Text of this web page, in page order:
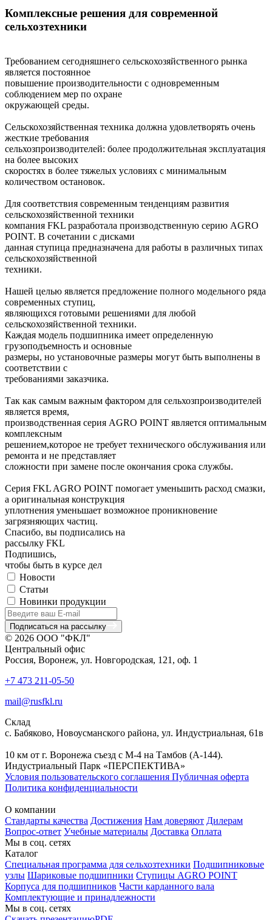
Комплексные решения для современной
сельхозтехники
Требованием сегодняшнего сельскохозяйственного рынка
является постоянное
повышение производительности с одновременным
соблюдением мер по охране
окружающей среды.
Сельскохозяйственная техника должна удовлетворять очень
жесткие требования
сельхозпроизводителей: более продолжительная эксплуатация
на более высоких
скоростях в более тяжелых условиях с минимальным
количеством остановок.
Для соответствия современным тенденциям развития
сельскохозяйственной техники
компания FKL разработала производственную серию AGRO
POINT. В сочетании с дисками
данная ступица предназначена для работы в различных типах
сельскохозяйственной
техники.
Нашей целью является предложение полного модельного ряда
современных ступиц,
являющихся готовыми решениями для любой
сельскохозяйственной техники.
Каждая модель подшипника имеет определенную
грузоподъемность и основные
размеры, но установочные размеры могут быть выполнены в
соответствии с
требованиями заказчика.
Так как самым важным фактором для сельхозпроизводителей
является время,
производственная серия AGRO POINT является оптимальным
комплексным
решением,которое не требует технического обслуживания или
ремонта и не представляет
сложности при замене после окончания срока службы.
Серия FKL AGRO POINT помогает уменьшить расход смазки,
а оригинальная конструкция
уплотнения уменьшает возможное проникновение
загрязняющих частиц.
Спасибо, вы подписались на
рассылку FKL
Подпишись,
чтобы быть в курсе дел
Новости
Статьи
Новинки продукции
Подписаться на рассылку
© 2026 ООО "ФКЛ"
Центральный офис
Россия, Воронеж, ул. Новгородская, 121, оф. 1
+7 473 211-05-50
mail@rusfkl.ru
Склад
с. Бабяково, Новоусманского района, ул. Индустриальная, 61в
10 км от г. Воронежа съезд с М-4 на Тамбов (А-144).
Индустриальный Парк «ПЕРСПЕКТИВА»
Условия пользовательского соглашения Публичная оферта
Политика конфиденциальности
О компании
Стандарты качества Достижения Нам доверяют Дилерам
Вопрос-ответ Учебные материалы Доставка Оплата
Мы в соц. сетях
Каталог
Специальная программа для сельхозтехники Подшипниковые
узлы Шариковые подшипники Ступицы AGRO POINT
Корпуса для подшипников Части карданного вала
Комплектующие и принадлежности
Мы в соц. сетях